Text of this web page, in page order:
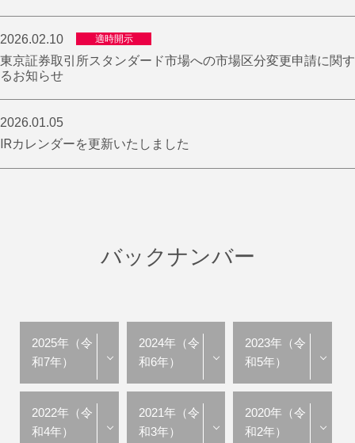
2026.02.10 適時開示
東京証券取引所スタンダード市場への市場区分変更申請に関す
るお知らせ
2026.01.05
IRカレンダーを更新いたしました
バックナンバー
2025年（令
和7年）
2024年（令
和6年）
2023年（令
和5年）
2022年（令
和4年）
2021年（令
和3年）
2020年（令
和2年）